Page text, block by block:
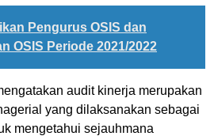
Pengurus OSIS dan
OSIS Periode 2021/2022
audit kinerja merupakan
yang dilaksanakan sebagai
mengetahui sejauhmana